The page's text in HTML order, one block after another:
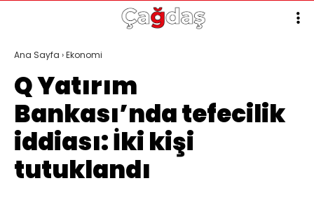
Ana Sayfa ›Ekonomi
Q Yatırım
Bankası’nda tefecilik
iddiası: İki kişi
tutuklandı